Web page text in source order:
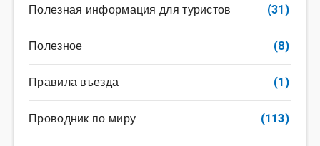
Полезная информация для туристов (31)
Полезное (8)
Правила въезда (1)
Проводник по миру (113)